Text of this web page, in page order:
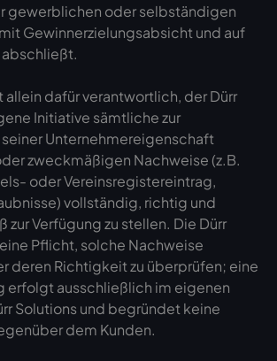
gewerblichen oder selbständigen
Gewinnerzielungsabsicht und auf
allein dafür verantwortlich, der Dürr
Initiative sämtliche zur
Unternehmereigenschaft
zweckmäßigen Nachweise (z.B.
oder Vereinsregistereintrag,
vollständig, richtig und
zur Verfügung zu stellen. Die Dürr
Pflicht, solche Nachweise
deren Richtigkeit zu überprüfen; eine
erfolgt ausschließlich im eigenen
Solutions und begründet keine
dem Kunden.